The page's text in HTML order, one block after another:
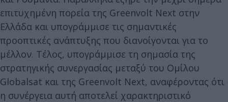
επιτυχημένη πορεία της Greenvolt Next στην
Ελλάδα και υπογράμμισε τις σημαντικές
προοπτικές ανάπτυξης που διανοίγονται για το
μέλλον. Τέλος, υπογράμμισε τη σημασία της
στρατηγικής συνεργασίας μεταξύ του Ομίλου
Globalsat και της Greenvolt Next, αναφέροντας ότι
η συνέργεια αυτή αποτελεί χαρακτηριστικό